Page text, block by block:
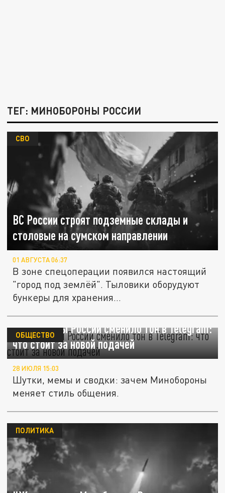
ТЕГ: МИНОБОРОНЫ РОССИИ
ВС России строят подземные склады и
столовые на сумском направлении
СВО
01 АВГУСТА 06:37
В зоне спецоперации появился настоящий
"город под землёй". Тыловики оборудуют
бункеры для хранения...
Минобороны России сменило тон в Telegram:
что стоит за новой подачей
ОБЩЕСТВО
28 ИЮЛЯ 15:03
Шутки, мемы и сводки: зачем Минобороны
меняет стиль общения.
ПОЛИТИКА